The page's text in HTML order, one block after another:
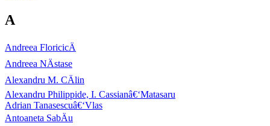
A
Andreea FloricicÄ
Andreea NÄstase
Alexandru M. CÄlin
Alexandru Philippide, I. Cassianâ€‘Matasaru
Adrian Tanasescuâ€‘Vlas
Antoaneta SabÄu